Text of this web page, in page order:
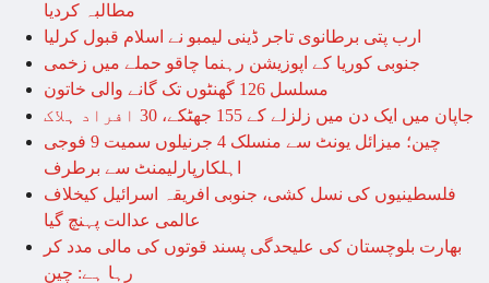
مطالبہ کردیا
ارب پتی برطانوی تاجر ڈینی لیمبو نے اسلام قبول کرلیا
جنوبی کوریا کے اپوزیشن رہنما چاقو حملے میں زخمی
مسلسل 126 گھنٹوں تک گانے والی خاتون
جاپان میں ایک دن میں زلزلے کے 155 جھٹکے، 30 افراد ہلاک
چین؛ میزائل یونٹ سے منسلک 4 جرنیلوں سمیت 9 فوجی
اہلکارپارلیمنٹ سے برطرف
فلسطینیوں کی نسل کشی، جنوبی افریقہ اسرائیل کیخلاف
عالمی عدالت پہنچ گیا
بھارت بلوچستان کی علیحدگی پسند قوتوں کی مالی مدد کر
رہا ہے: چین